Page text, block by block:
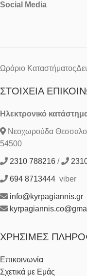
Social Media
Ωράριο
ΣΤΟΙΧΕΊΑ
Ηλεκτρονικό
Νεοχωρούδα
54500
2310 788216 /
694 8713444 viber
info@kyrpagiannis.gr
ΧΡΉΣΙΜΕΣ
Επικοινωνία
Σχετικά με Εμάς